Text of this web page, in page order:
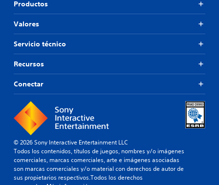
Productos
Valores
Servicio técnico
Recursos
Conectar
© 2026 Sony Interactive Entertainment LLC
Todos los contenidos, títulos de juegos, nombres y/o imágenes
comerciales, marcas comerciales, arte e imágenes asociadas
son marcas comerciales y/o material con derechos de autor de
sus propietarios respectivos.Todos los derechos